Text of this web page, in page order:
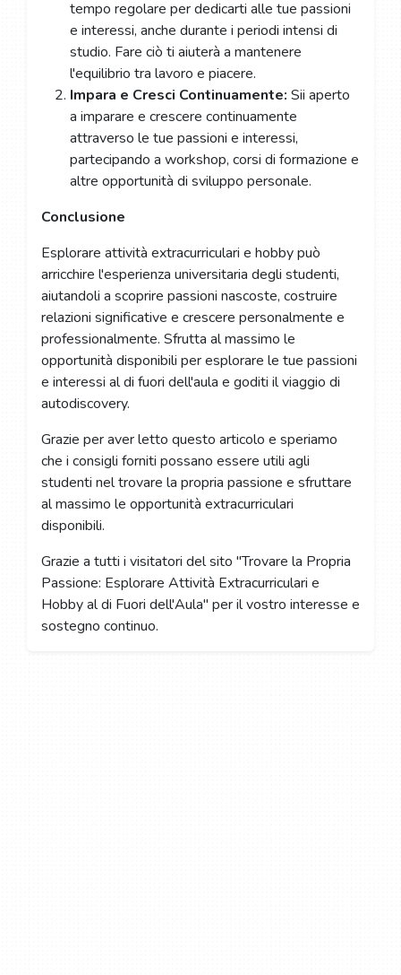
tempo regolare per dedicarti alle tue passioni
e interessi, anche durante i periodi intensi di
studio. Fare ciò ti aiuterà a mantenere
l'equilibrio tra lavoro e piacere.
Impara e Cresci Continuamente: Sii aperto
a imparare e crescere continuamente
attraverso le tue passioni e interessi,
partecipando a workshop, corsi di formazione e
altre opportunità di sviluppo personale.
Conclusione
Esplorare attività extracurriculari e hobby può
arricchire l'esperienza universitaria degli studenti,
aiutandoli a scoprire passioni nascoste, costruire
relazioni significative e crescere personalmente e
professionalmente. Sfrutta al massimo le
opportunità disponibili per esplorare le tue passioni
e interessi al di fuori dell'aula e goditi il ​​viaggio di
autodiscovery.
Grazie per aver letto questo articolo e speriamo
che i consigli forniti possano essere utili agli
studenti nel trovare la propria passione e sfruttare
al massimo le opportunità extracurriculari
disponibili.
Grazie a tutti i visitatori del sito "Trovare la Propria
Passione: Esplorare Attività Extracurriculari e
Hobby al di Fuori dell'Aula" per il vostro interesse e
sostegno continuo.